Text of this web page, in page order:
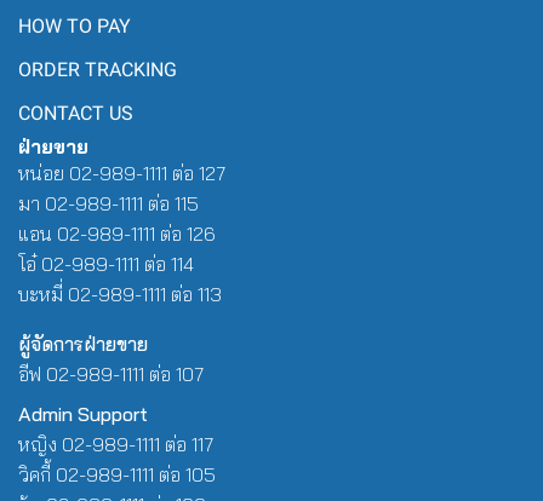
HOW TO PAY
ORDER TRACKING
CONTACT US
ฝ่ายขาย
หน่อย 02-989-1111 ต่อ 127
มา 02-989-1111 ต่อ 115
แอน 02-989-1111 ต่อ 126
โอ๋ 02-989-1111 ต่อ 114
บะหมี่ 02-989-1111 ต่อ 113
ผู้จัดการฝ่ายขาย
อีฟ 02-989-1111 ต่อ 107
Admin Support
หญิง 02-989-1111 ต่อ 117
วิคกี้ 02-989-1111 ต่อ 105